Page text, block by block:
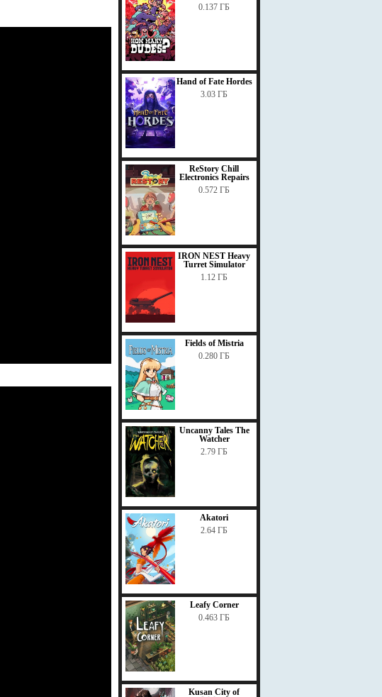
0.137 ГБ
Hand of Fate Hordes
3.03 ГБ
ReStory Chill
Electronics Repairs
0.572 ГБ
IRON NEST Heavy
Turret Simulator
1.12 ГБ
Fields of Mistria
0.280 ГБ
Uncanny Tales The
Watcher
2.79 ГБ
Akatori
2.64 ГБ
Leafy Corner
0.463 ГБ
Kusan City of